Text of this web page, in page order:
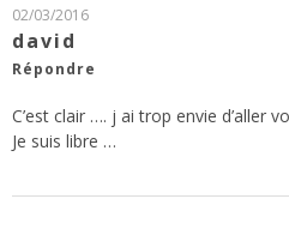
02/03/2016
david
Répondre
C’est clair …. j ai trop envie d’aller
Je suis libre …